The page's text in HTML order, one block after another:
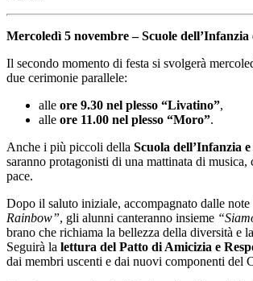
Mercoledì 5 novembre – Scuole
Il secondo momento di festa si svolgerà
due cerimonie parallele:
alle ore 9.30 nel plesso “Livatino”,
alle ore 11.00 nel plesso “Moro”.
Anche i più piccoli della Scuola dell’Infanzia
saranno protagonisti di una mattinata di
pace.
Dopo il saluto iniziale, accompagnato dalle note
Rainbow”, gli alunni canteranno insieme
brano che richiama la bellezza della diversità e
Seguirà la lettura del Patto di Amicizia e
dai membri uscenti e dai nuovi componenti del